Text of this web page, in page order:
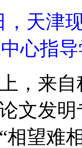
，天津
心指
，来
文发
相望难